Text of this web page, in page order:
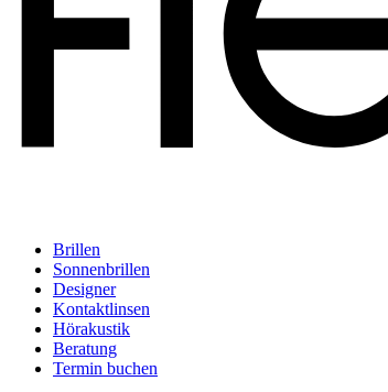
Brillen
Sonnenbrillen
Designer
Kontaktlinsen
Hörakustik
Beratung
Termin buchen